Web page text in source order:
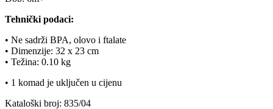
Tehnički podaci:
• Ne sadrži BPA, olovo i ftalate
• Dimenzije: 32 x 23 cm
• Težina: 0.10 kg
• 1 komad je uključen u cijenu
Kataloški broj: 835/04